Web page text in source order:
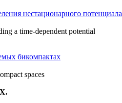
нестационарного потенциала
a time-dependent potential
бикомпактах
spaces